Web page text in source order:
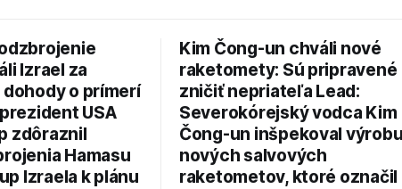
Izrael za
o prímerí
USA
zdôraznil
Hamasu
Izraela k plánu
Kim Čong-un chváli nové
raketomety: Sú pripravené
zničiť nepriateľa Lead:
Severokórejský vodca Kim
Čong-un inšpekoval výrobu
nových salvových
raketometov, ktoré označil